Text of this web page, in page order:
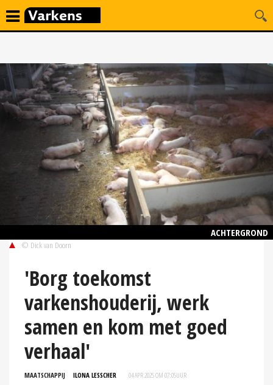
ACHTERGROND
© Dick van Doorn
'Borg toekomst
varkenshouderij, werk
samen en kom met goed
verhaal'
MAATSCHAPPIJ ILONA LESSCHER 04 APR 2025 OM 07:05UUR